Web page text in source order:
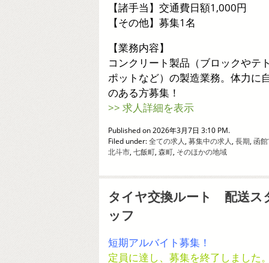
【諸手当】交通費日額1,000円
【その他】募集1名
【業務内容】
コンクリート製品（ブロックやテ
ポットなど）の製造業務。体力に
のある方募集！
>> 求人詳細を表示
Published on 2026年3月7日 3:10 PM.
Filed under:全ての求人, 募集中の求人, 長期, 函
北斗市, 七飯町, 森町, そのほかの地域
タイヤ交換ルート 配送ス
ッフ
短期アルバイト募集！
定員に達し、募集を終了しました